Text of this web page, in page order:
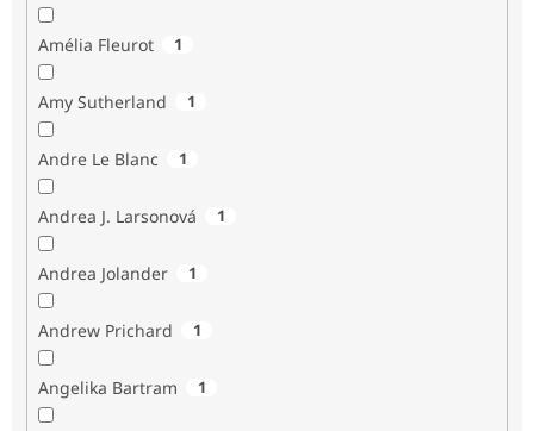
Amélia Fleurot 1
Amy Sutherland 1
Andre Le Blanc 1
Andrea J. Larsonová 1
Andrea Jolander 1
Andrew Prichard 1
Angelika Bartram 1